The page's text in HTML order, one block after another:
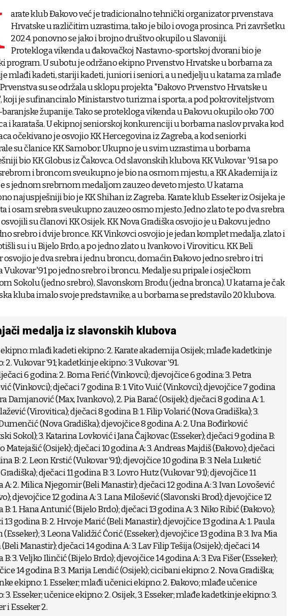
arate klub Đakovo već je tradicionalno tehnički organizator prvenstava
Hrvatske u različitim uzrastima, tako je bilo i ovoga prosinca. Pri završetku
2024. ponovno se jako i brojno društvo okupilo u Slavoniji.
Protekloga vikenda u đakovačkoj Nastavno-sportskoj dvorani bio je
program. U subotu je održano ekipno Prvenstvo Hrvatske u borbama za
mlađi kadeti, stariji kadeti, juniori i seniori, a u nedjelju u katama za mlađe
su se održala u sklopu projekta "Đakovo Prvenstvo Hrvatske u
koji je sufinanciralo Ministarstvo turizma i sporta, a pod pokroviteljstvom
županije. Tako se protekloga vikenda u Đakovu okupilo oko 700
i karataša. U ekipnoj seniorskoj konkurenciji u borbama naslov prvaka kod
očekivano je osvojio KK Hercegovina iz Zagreba, a kod seniorki
su članice KK Samobor. Ukupno je u svim uzrastima u borbama
bio KK Globus iz Čakovca. Od slavonskih klubova KK Vukovar '91 sa po
i broncom sveukupno je bio na osmom mjestu, a KK Akademija iz
s jednom srebrnom medaljom zauzeo deveto mjesto. U katama
najuspješniji bio je KK Shihan iz Zagreba. Karate klub Esseker iz Osijeka je
i osam srebra sveukupno zauzeo osmo mjesto. Jedno zlato te po dva srebra
su članovi KK Osijek. KK Nova Gradiška osvojio je u Đakovu jedno
srebro i dvije bronce. KK Vinkovci osvojio je jedan komplet medalja, zlato i
su i u Bijelo Brdo, a po jedno zlato u Ivankovo i Viroviticu. KK Beli
osvojio je dva srebra i jednu broncu, domaćin Đakovo jedno srebro i tri
Vukovar'91 po jedno srebro i broncu. Medalje su pripale i osječkom
Sokolu (jedno srebro), Slavonskom Brodu (jedna bronca). U katama je čak
kluba imalo svoje predstavnike, a u borbama se predstavilo 20 klubova.
medalja iz slavonskih klubova
mlađi kadeti ekipno: 2. Karate akademija Osijek; mlađe kadetkinje
2. Vukovar ‘91; kadetkinje ekipno: 3. Vukovar ‘91.
6 godina: 2. Borna Ferić (Vinkovci); djevojčice 6 godina: 3. Petra
(Vinkovci); dječaci 7 godina B: 1. Vito Vuić (Vinkovci); djevojčice 7 godina
Damjanović (Max, Ivankovo), 2. Pia Barać (Osijek); dječaci 8 godina A: 1.
(Virovitica); dječaci 8 godina B: 1. Filip Volarić (Nova Gradiška); 3.
(Nova Gradiška); djevojčice 8 godina A: 2. Una Bođirković
Sokol); 3. Katarina Lovković i Jana Čajkovac (Esseker); dječaci 9 godina B:
Matejašić (Osijek); dječaci 10 godina A: 3. Andreas Majdiš (Đakovo); dječaci
B: 2. Leon Krstić (Vukovar ‘91); djevojčice 10 godina B: 3. Nela Luketić
dječaci 11 godina B: 3. Lovro Hutz (Vukovar ‘91); djevojčice 11
A: 2. Milica Njegomir (Beli Manastir); dječaci 12 godina A: 3. Ivan Lovošević
djevojčice 12 godina A: 3. Lana Milošević (Slavonski Brod); djevojčice 12
B: 1. Hana Antunić (Bijelo Brdo); dječaci 13 godina A: 3. Niko Ribić (Đakovo);
13 godina B: 2. Hrvoje Marić (Beli Manastir); djevojčice 13 godina A: 1. Paula
(Esseker); 3. Leona Validžić Ćorić (Esseker); djevojčice 13 godina B: 3. Iva Mia
Manastir); dječaci 14 godina A: 3. Lav Filip Tešija (Osijek); dječaci 14
B: 3. Veljko Ilinčić (Bijelo Brdo); djevojčice 14 godina A: 3. Eva Fišer (Esseker);
14 godina B: 3. Marija Lendić (Osijek); cicibani ekipno: 2. Nova Gradiška;
ekipno: 1. Esseker; mlađi učenici ekipno: 2. Đakovo; mlađe učenice
3. Esseker; učenice ekipno: 2. Osijek, 3. Esseker; mlađe kadetkinje ekipno: 3.
i Esseker 2.